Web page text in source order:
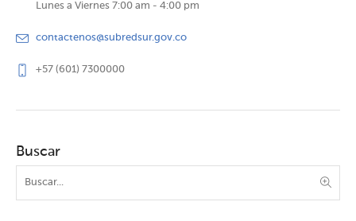
Lunes a Viernes 7:00 am - 4:00 pm
contactenos@subredsur.gov.co
+57 (601) 7300000
Buscar